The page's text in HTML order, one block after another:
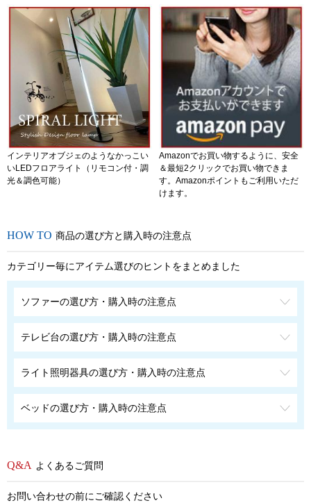
インテリアオブジェのようなかっこい
いLEDフロアライト（リモコン付・調
光＆調色可能）
Amazonでお買い物するように、安全
＆最短2クリックでお買い物できま
す。Amazonポイントもご利用いただ
けます。
商品の選び方と購入時の注意点
カテゴリー毎にアイテム選びのヒントをまとめました
ソファーの選び方・購入時の注意点
テレビ台の選び方・購入時の注意点
ライト照明器具の選び方・購入時の注意点
ベッドの選び方・購入時の注意点
よくあるご質問
お問い合わせの前にご確認ください